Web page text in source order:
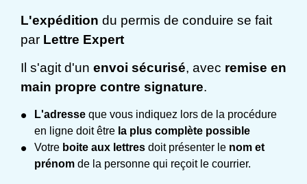
L'expédition du permis de conduire se fait
par Lettre Expert
Il s'agit d'un envoi sécurisé, avec remise en
main propre contre signature.
L'adresse que vous indiquez lors de la procédure
en ligne doit être la plus complète possible
Votre boite aux lettres doit présenter le nom et
prénom de la personne qui reçoit le courrier.